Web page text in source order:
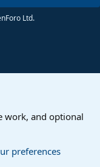
Ltd.
work, and optional
preferences